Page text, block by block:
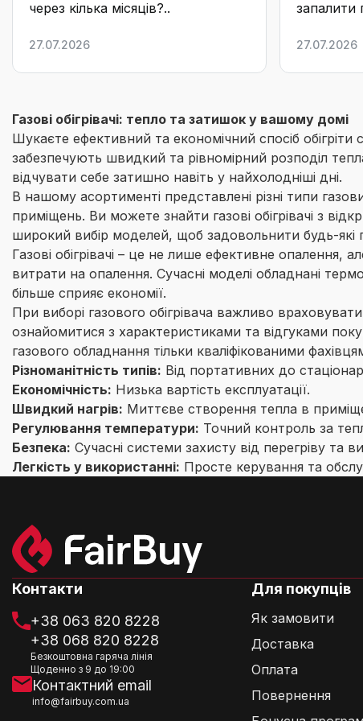
через кілька місяців?..
27.07.2026
запалити
вогонь
27.07.2026
Газові обігрівачі: тепло та затишок у вашому домі
Шукаєте ефективний та економічний спосіб обігріти
забезпечують швидкий та рівномірний розподіл
відчувати себе затишно навіть у найхолодніші дні.
В нашому асортименті представлені різні типи
приміщень. Ви можете знайти газові обігрівачі з
широкий вибір моделей, щоб задовольнити будь-
Газові обігрівачі – це не лише ефективне опалення,
витрати на опалення. Сучасні моделі обладнані
більше сприяє економії.
При виборі газового обігрівача важливо
ознайомитися з характеристиками та відгуками
газового обладнання тільки кваліфікованими
Різноманітність типів: Від портативних до
Економічність: Низька вартість експлуатації.
Швидкий нагрів: Миттєве створення тепла в
Регулювання температури: Точний контроль за
Безпека: Сучасні системи захисту від перегріву та
Легкість у використанні: Просте керування та
Контакти
+38 063 820 8228
+38 068 820 8228
Безкоштовна гаряча лінія
Щоденно з 9 до 19:00
Контактний email
info@fairbuy.com.ua
Для покупців
Як замовити
Доставка
Оплата
Повернення